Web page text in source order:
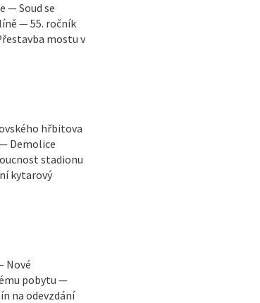
— Soud se
— 55. ročník
mostu v
hřbitova
Demolice
stadionu
kytarový
Nové
pobytu —
na odevzdání